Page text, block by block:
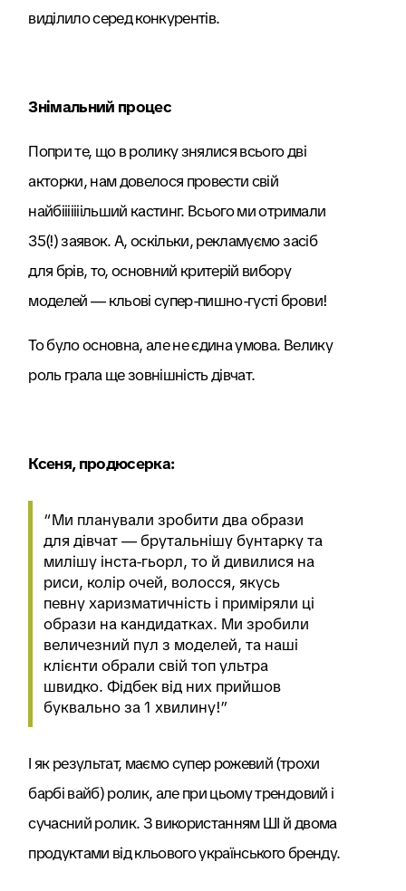
виділило серед конкурентів.
Знімальний процес
Попри те, що в ролику знялися всього дві
акторки, нам довелося провести свій
найбііііііільший кастинг. Всього ми отримали
35(!) заявок. А, оскільки, рекламуємо засіб
для брів, то, основний критерій вибору
моделей — кльові супер-пишно-густі брови!
То було основна, але не єдина умова. Велику
роль грала ще зовнішність дівчат.
Ксеня, продюсерка:
“Ми планували зробити два образи
для дівчат — брутальнішу бунтарку та
милішу інста-гьорл, то й дивилися на
риси, колір очей, волосся, якусь
певну харизматичність і приміряли ці
образи на кандидатках. Ми зробили
величезний пул з моделей, та наші
клієнти обрали свій топ ультра
швидко. Фідбек від них прийшов
буквально за 1 хвилину!”
І як результат, маємо супер рожевий (трохи
барбі вайб) ролик, але при цьому трендовий і
сучасний ролик. З використанням ШІ й двома
продуктами від кльового українського бренду.